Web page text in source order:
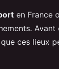
en France
ces lieux